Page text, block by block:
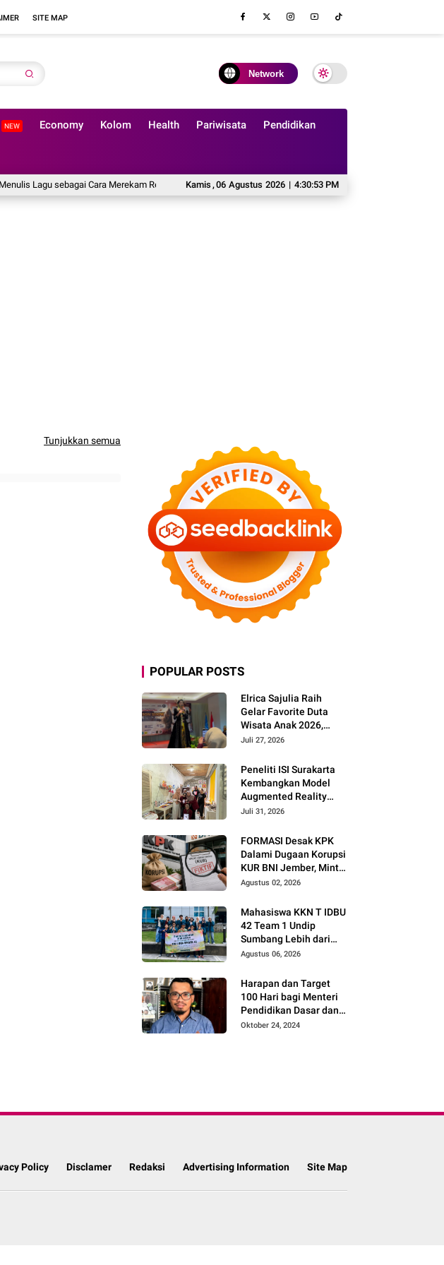
SITE MAP
Network
NEW Economy Kolom Health Pariwisata Pendidikan
Kamis ,06 Agustus 2026 | 4:30:53 PM
Lagu sebagai Cara Merekam Realitas Kehidupan Dari Iseng Membuat Video Hingga Membangun
Tunjukkan semua
POPULAR POSTS
Elrica Sajulia Raih
Gelar Favorite Duta
Wisata Anak 2026,
Tunjukkan Potensi
Modeling dan Public
Speaking
Juli 27, 2026
Peneliti ISI Surakarta
Kembangkan Model
Augmented Reality
untuk Menghidupkan
Seni Berbasis Literasi
Budaya Berkelanjutan
Juli 31, 2026
FORMASI Desak KPK
Dalami Dugaan Korupsi
KUR BNI Jember, Minta
Telusuri Sistem
Tingkat Direksi
Agustus 02, 2026
Mahasiswa KKN T IDBU
42 Team 1 Undip
Sumbang Lebih dari
Rp5,7 Juta bagi UMKM
Agustus 06, 2026
Harapan dan Target
100 Hari bagi Menteri
Pendidikan Dasar dan
Menengah Kabinet
Oktober 24, 2024
Policy Disclamer Redaksi Advertising Information Site Map